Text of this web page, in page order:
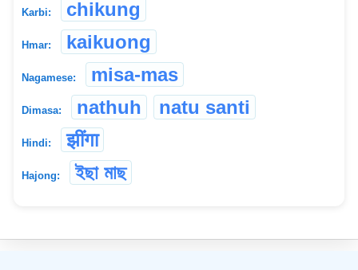
Karbi: chikung
Hmar: kaikuong
Nagamese: misa-mas
Dimasa: nathuh natu santi
Hindi: झींगा
Hajong: ইছা মাছ